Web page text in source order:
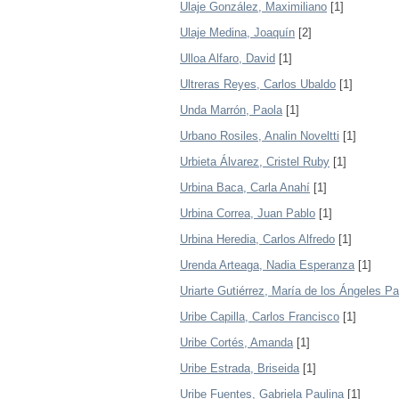
Ulaje González, Maximiliano [1]
Ulaje Medina, Joaquín [2]
Ulloa Alfaro, David [1]
Ultreras Reyes, Carlos Ubaldo [1]
Unda Marrón, Paola[1]
Urbano Rosiles, Analin Noveltti [1]
Urbieta Álvarez, Cristel Ruby [1]
Urbina Baca, Carla Anahí [1]
Urbina Correa, Juan Pablo [1]
Urbina Heredia, Carlos Alfredo [1]
Urenda Arteaga, Nadia Esperanza[1]
Uriarte Gutiérrez, María de los Ángeles
Uribe Capilla, Carlos Francisco [1]
Uribe Cortés, Amanda[1]
Uribe Estrada, Briseida[1]
Uribe Fuentes, Gabriela Paulina[1]